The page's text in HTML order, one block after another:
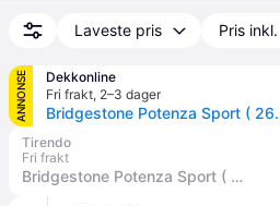
Laveste pris Pris
ANNONSE
Dekkonline
Fri frakt, 2–3 dager
Bridgestone Potenza
Tirendo
Fri frakt
Bridgestone Potenza Sport ( 265/30 R19 (93Y) XL Enliten / EV, RO1, med felgbeskyttelse (MFS) )